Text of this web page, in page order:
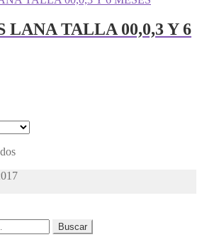
LANA TALLA 00,0,3 Y 6
Buscar